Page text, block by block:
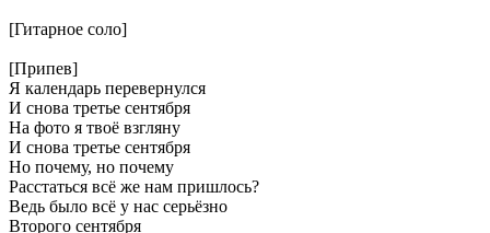
[Гитарное соло]
[Припев]
Я календарь перевернулся
И снова третье сентября
На фото я твоё взгляну
И снова третье сентября
Но почему, но почему
Расстаться всё же нам пришлось?
Ведь было всё у нас серьёзно
Второго сентября